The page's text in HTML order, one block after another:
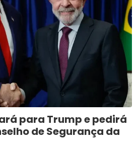
para Trump e pedirá
de Segurança da